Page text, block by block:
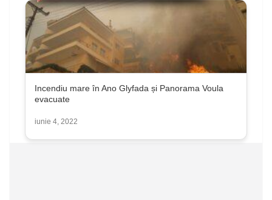
Incendiu mare în Ano Glyfada și Panorama Voula
evacuate
iunie 4, 2022